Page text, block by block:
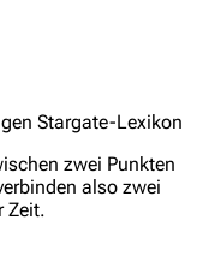
Stargate-Lexikon
zwei Punkten
also zwei
Zeit.